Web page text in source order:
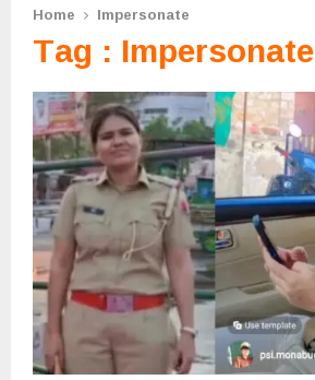
Home Impersonate
Tag : Impersonate